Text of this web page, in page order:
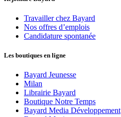
Travailler chez Bayard
Nos offres d’emplois
Candidature spontanée
Les boutiques en ligne
Bayard Jeunesse
Milan
Librairie Bayard
Boutique Notre Temps
Bayard Media Développement